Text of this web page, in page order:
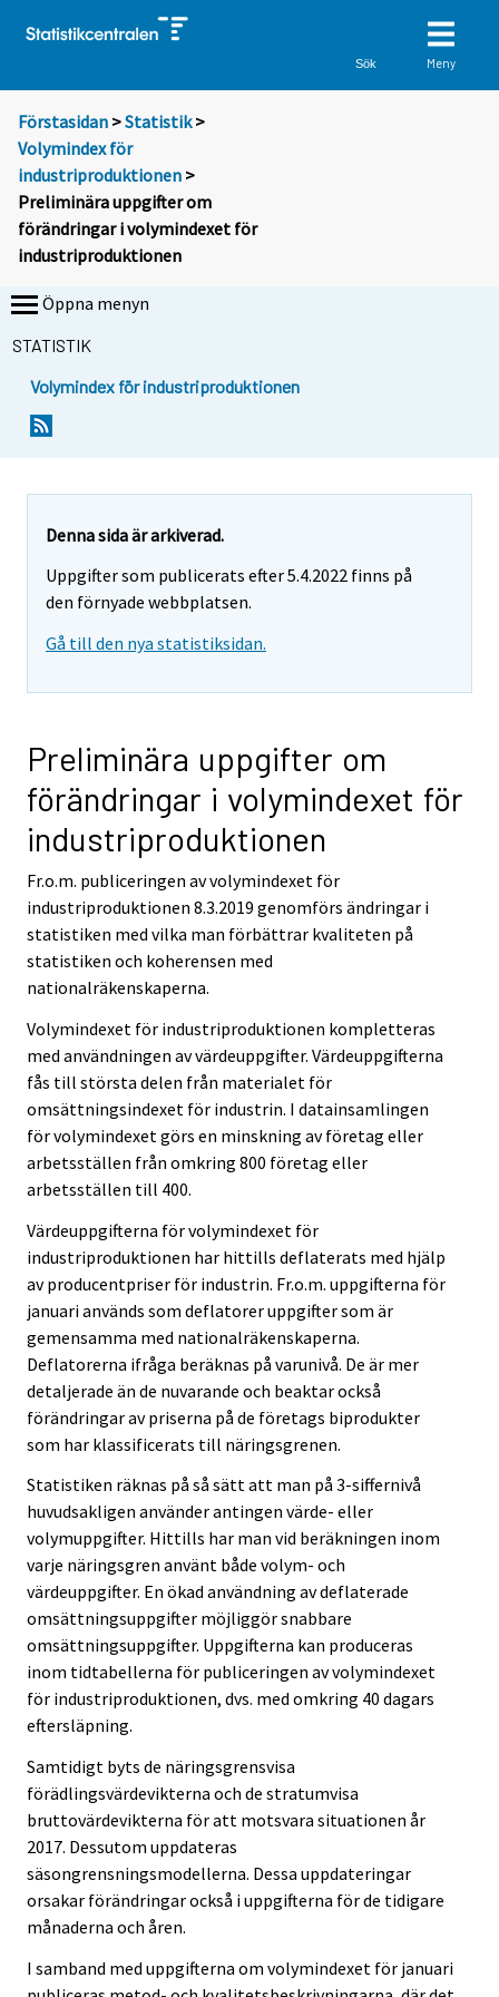
Sök Meny
Förstasidan >Statistik >
Volymindex för
industriproduktionen >
Preliminära uppgifter om
förändringar i volymindexet för
industriproduktionen
Öppna menyn
STATISTIK
Volymindex för industriproduktionen
Denna sida är arkiverad.
Uppgifter som publicerats efter 5.4.2022 finns på
den förnyade webbplatsen.
Gå till den nya statistiksidan.
Preliminära uppgifter om
förändringar i volymindexet för
industriproduktionen
Fr.o.m. publiceringen av volymindexet för
industriproduktionen 8.3.2019 genomförs ändringar i
statistiken med vilka man förbättrar kvaliteten på
statistiken och koherensen med
nationalräkenskaperna.
Volymindexet för industriproduktionen kompletteras
med användningen av värdeuppgifter. Värdeuppgifterna
fås till största delen från materialet för
omsättningsindexet för industrin. I datainsamlingen
för volymindexet görs en minskning av företag eller
arbetsställen från omkring 800 företag eller
arbetsställen till 400.
Värdeuppgifterna för volymindexet för
industriproduktionen har hittills deflaterats med hjälp
av producentpriser för industrin. Fr.o.m. uppgifterna för
januari används som deflatorer uppgifter som är
gemensamma med nationalräkenskaperna.
Deflatorerna ifråga beräknas på varunivå. De är mer
detaljerade än de nuvarande och beaktar också
förändringar av priserna på de företags biprodukter
som har klassificerats till näringsgrenen.
Statistiken räknas på så sätt att man på 3-siffernivå
huvudsakligen använder antingen värde- eller
volymuppgifter. Hittills har man vid beräkningen inom
varje näringsgren använt både volym- och
värdeuppgifter. En ökad användning av deflaterade
omsättningsuppgifter möjliggör snabbare
omsättningsuppgifter. Uppgifterna kan produceras
inom tidtabellerna för publiceringen av volymindexet
för industriproduktionen, dvs. med omkring 40 dagars
eftersläpning.
Samtidigt byts de näringsgrensvisa
förädlingsvärdevikterna och de stratumvisa
bruttovärdevikterna för att motsvara situationen år
2017. Dessutom uppdateras
säsongrensningsmodellerna. Dessa uppdateringar
orsakar förändringar också i uppgifterna för de tidigare
månaderna och åren.
I samband med uppgifterna om volymindexet för januari